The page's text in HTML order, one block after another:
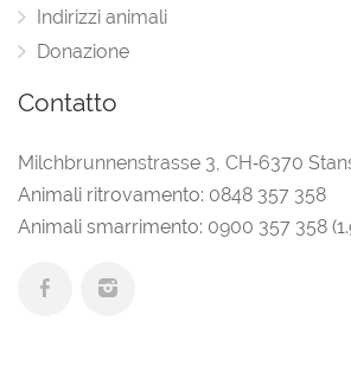
Indirizzi animali
Donazione
Contatto
Milchbrunnenstrasse 3, CH‑6370
Animali ritrovamento: 0848 357 358
Animali smarrimento: 0900 357 358